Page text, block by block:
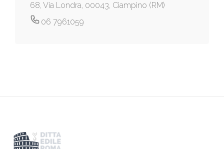
68, Via Londra, 00043, Ciampino (RM)
06 7961059